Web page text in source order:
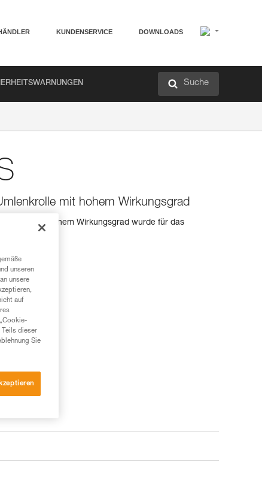
KUNDENSERVICE DOWNLOADS
Suche
mit hohem Wirkungsgrad
S mit hohem Wirkungsgrad wurde für das
konzipiert.
unseren
unsere
auf
Teils dieser
Sie